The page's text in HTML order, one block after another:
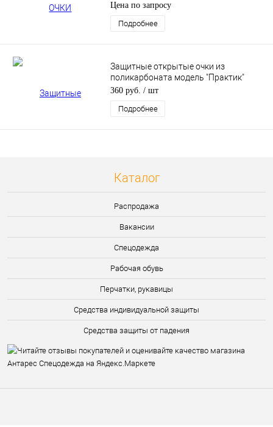
Цена по запросу
Подробнее
Защитные открытые очки из
поликарбоната модель "Практик"
прозрачные, с твердым
двухсторонним незапотевающим
покрытием ОЧК301KN
360 руб. / шт
Подробнее
Каталог
Распродажа
Вакансии
Спецодежда
Рабочая обувь
Перчатки, рукавицы
Средства индивидуальной защиты
Средства защиты от падения